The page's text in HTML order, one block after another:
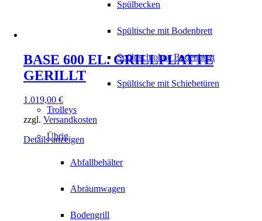
Spülbecken
Spültische mit Bodenbrett
Spültisch ohne Bodenbrett
Spültische mit Schiebetüren
Trolleys
Übrig
Abfallbehälter
Abräumwagen
Bodengrill
BASE 600 EL. GRILLPLATTE
GERILLT
1.019,00 €
zzgl. Versandkosten
Details anzeigen